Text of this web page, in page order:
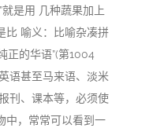
是用 几种蔬果加上
比 喻义：比喻杂凑拼
正的华语”(第1004
语甚至马来语、淡米
刊、课本等，必须使
中，常常可以看到一